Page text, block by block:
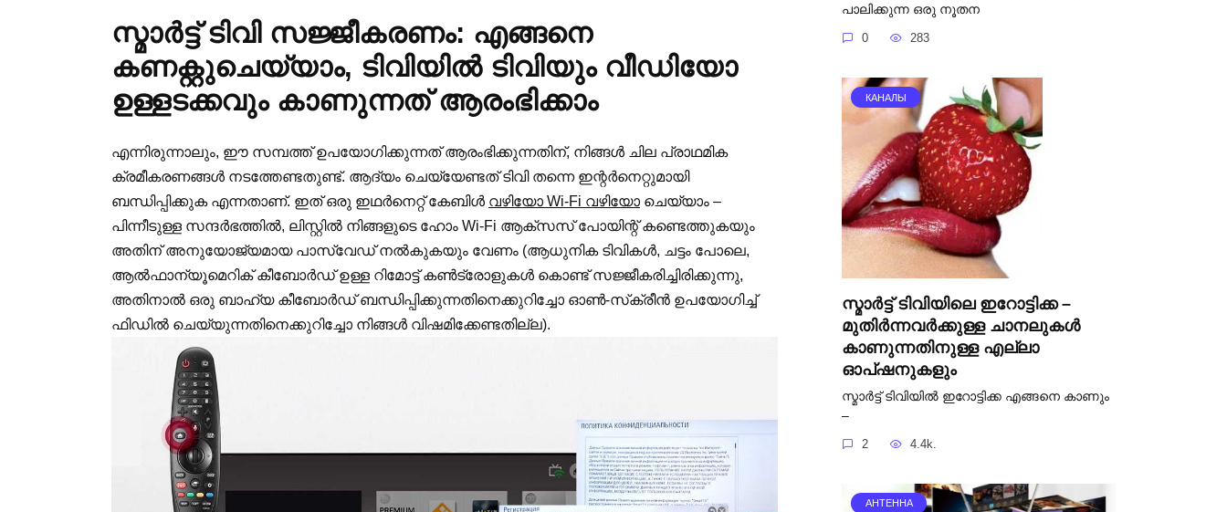
സ്മാർട്ട് ടിവി സജ്ജീകരണം: എങ്ങനെ
കണക്റ്റുചെയ്യാം, ടിവിയിൽ ടിവിയും വീഡിയോ
ഉള്ളടക്കവും കാണുന്നത് ആരംഭിക്കാം
എന്നിരുന്നാലും, ഈ സമ്പത്ത് ഉപയോഗിക്കുന്നത് ആരംഭിക്കുന്നതിന്, നിങ്ങൾ ചില പ്രാഥമിക
ക്രമീകരണങ്ങൾ നടത്തേണ്ടതുണ്ട്. ആദ്യം ചെയ്യേണ്ടത് ടിവി തന്നെ ഇന്റർനെറ്റുമായി
ബന്ധിപ്പിക്കുക എന്നതാണ്. ഇത് ഒരു ഇഥർനെറ്റ് കേബിൾ വഴിയോ Wi-Fi വഴിയോ ചെയ്യാം –
പിന്നീടുള്ള സന്ദർഭത്തിൽ, ലിസ്റ്റിൽ നിങ്ങളുടെ ഹോം Wi-Fi ആക്സസ് പോയിന്റ് കണ്ടെത്തുകയും
അതിന് അനുയോജ്യമായ പാസ്വേഡ് നൽകുകയും വേണം (ആധുനിക ടിവികൾ, ചട്ടം പോലെ,
ആൽഫാന്യൂമെറിക് കീബോർഡ് ഉള്ള റിമോട്ട് കൺട്രോളുകൾ കൊണ്ട് സജ്ജീകരിച്ചിരിക്കുന്നു,
അതിനാൽ ഒരു ബാഹ്യ കീബോർഡ് ബന്ധിപ്പിക്കുന്നതിനെക്കുറിച്ചോ ഓൺ-സ്‌ക്രീൻ ഉപയോഗിച്ച്
ഫിഡിൽ ചെയ്യുന്നതിനെക്കുറിച്ചോ നിങ്ങൾ വിഷമിക്കേണ്ടതില്ല).
പാലിക്കുന്ന ഒരു നൂതന
0 283
КАНАЛЫ
സ്മാർട്ട് ടിവിയിലെ ഇറോട്ടിക്ക –
മുതിർന്നവർക്കുള്ള ചാനലുകൾ
കാണുന്നതിനുള്ള എല്ലാ
ഓപ്ഷനുകളും
സ്മാർട്ട് ടിവിയിൽ ഇറോട്ടിക്ക എങ്ങനെ കാണും
–
2 4.4k.
АНТЕННА